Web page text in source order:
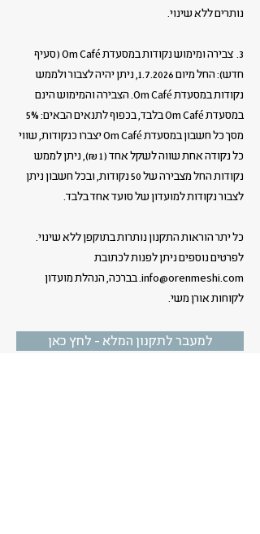
נותרים ללא שינוי.
3. צבירה ומימוש נקודות במסעדת Om Café (סעיף
חדש): החל מיום 1.7.2026, ניתן יהיה לצבור ולממש
נקודות במסעדת Om Café. הצבירה והמימוש הינם
במסעדת Om Café בלבד, בכפוף לתנאים הבאים: 5%
מסך כל חשבון במסעדת Om Café יצברו כנקודות, שווי
כל נקודה אחת שווה לשקל אחד (1 ₪), ניתן לממש
נקודות החל מצבירה של 50 נקודות, ובכל חשבון ניתן
לצבור נקודות למועדון של סועד אחד בלבד.
כל יתר הוראות התקנון נותרות בתוקפן ללא שינוי.
לפרטים נוספים ניתן לפנות לכתובת
info@orenmeshi.com. בברכה, הנהלת מועדון
לקוחות אורן משי.
למעבר לתקנון המלא - לחץ כאן